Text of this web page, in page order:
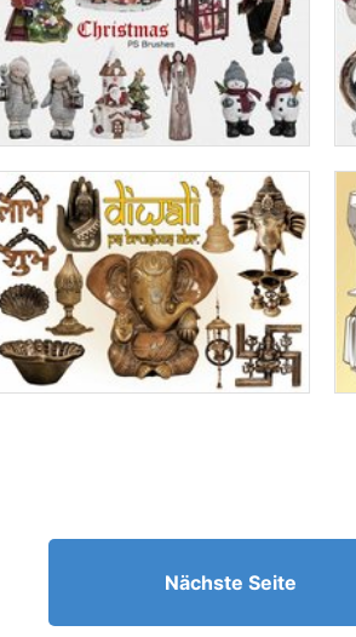
Nächste Seite